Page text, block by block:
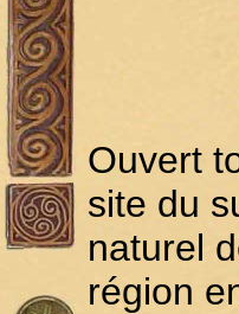
Ouvert
site du
naturel
région